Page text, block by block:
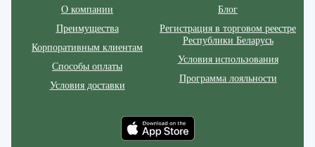
О компании
Преимущества
Корпоративным клиентам
Способы оплаты
Условия доставки
Блог
Регистрация в торговом реестре
Республики Беларусь
Условия использования
Программа лояльности